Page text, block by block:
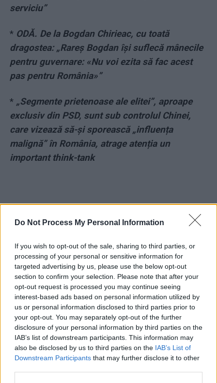
Do Not Process My Personal Information
If you wish to opt-out of the sale, sharing to third parties, or
processing of your personal or sensitive information for
targeted advertising by us, please use the below opt-out
section to confirm your selection. Please note that after your
opt-out request is processed you may continue seeing
interest-based ads based on personal information utilized by
us or personal information disclosed to third parties prior to
your opt-out. You may separately opt-out of the further
disclosure of your personal information by third parties on the
IAB’s list of downstream participants. This information may
also be disclosed by us to third parties on the IAB’s List of
Downstream Participants that may further disclose it to other
serviciu”
* ODĂ. De la Bogdan Chirieac, cu toată
dragostea: „Rareș Bogdan își suflecă mânecile
pentru guvernare: «Nu voi ezita să fac acest
pas pentru România»”
* „Segmente prietenoase ale elitei”, aproape
exclusiv din PSD, sunt sub controlul Chinei,
care vizează să-și sporească „influența
malignă” în România, atrage atenția un
important think-tank
ad
*Ipoteză-șoc în cazul „asasinei” Dariei
Dughina. „Rușii au forțat-o să vină la Moscova,
fără a-i spune adevăratul scop. A intrat sub